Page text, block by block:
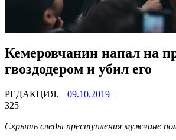
Кемеровчанин напал на
гвоздодером и убил его
РЕДАКЦИЯ, 09.10.2019 |
325
Скрыть следы преступления мужчине